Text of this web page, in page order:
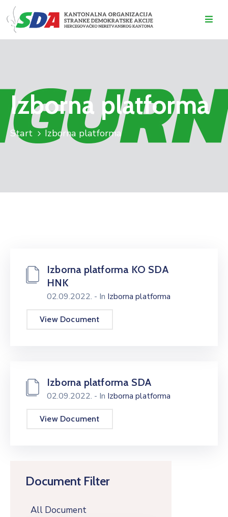
VIJESTI
KONTAKT
Izborna platforma
Start Izborna platforma
Document Filter
All Document
Izborna platforma KO SDA
HNK
02.09.2022. - In Izborna platforma
View Document
Izborna platforma SDA
02.09.2022. - In Izborna platforma
View Document